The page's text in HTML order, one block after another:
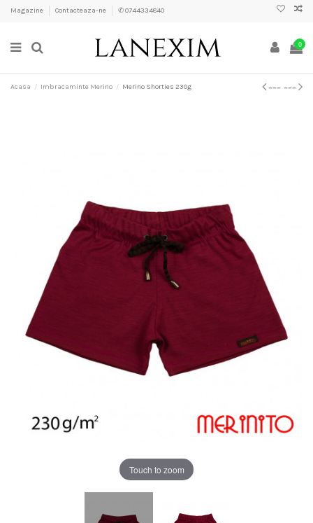
Magazine Contacteaza-ne ✆ 0744334840
0
Acasa Imbracaminte Merino Merino Shorties 230g
Touch to zoom